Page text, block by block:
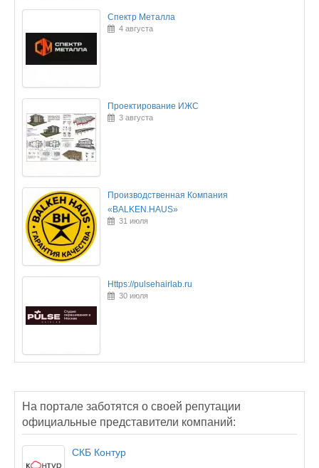
Спектр Металла
4 августа
Проектирование ИЖС
3 августа
Производственная Компания
«BALKEN.HAUS»
31 июля
Https://pulsehairlab.ru
30 июля
На портале заботятся о своей репутации
официальные представители компаний:
СКБ Контур